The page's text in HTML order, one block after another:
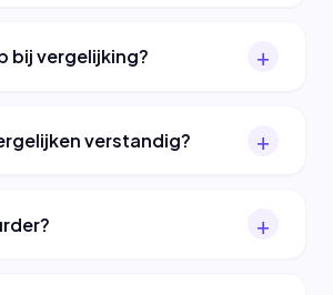
bij vergelijking?
verstandig?